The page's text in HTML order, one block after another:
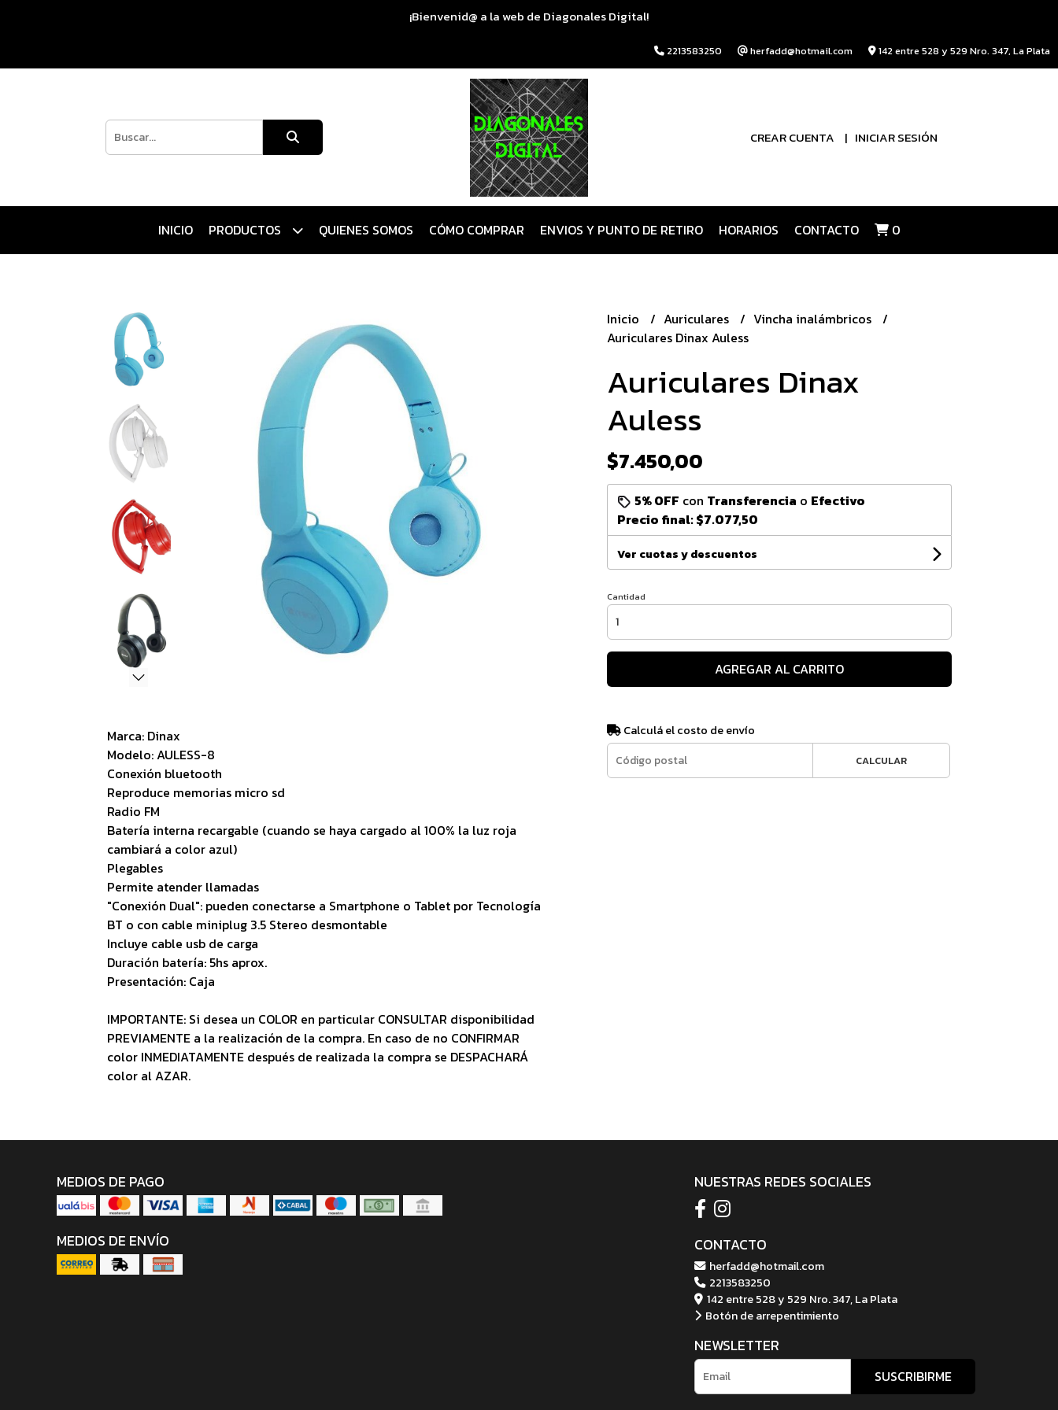
¡Bienvenid@ a la web de Diagonales Digital!
2213583250 herfadd@hotmail.com 142 entre 528 y 529 Nro. 347, La Plata
CREAR CUENTA INICIAR SESIÓN
INICIO PRODUCTOS QUIENES SOMOS CÓMO COMPRAR ENVIOS Y PUNTO DE RETIRO HORARIOS CONTACTO 0
Marca: Dinax
Modelo: AULESS-8
Conexión bluetooth
Reproduce memorias micro sd
Radio FM
Batería interna recargable (cuando se haya cargado al 100% la luz roja
cambiará a color azul)
Plegables
Permite atender llamadas
"Conexión Dual": pueden conectarse a Smartphone o Tablet por Tecnología
BT o con cable miniplug 3.5 Stereo desmontable
Incluye cable usb de carga
Duración batería: 5hs aprox.
Presentación: Caja
IMPORTANTE: Si desea un COLOR en particular CONSULTAR disponibilidad
PREVIAMENTE a la realización de la compra. En caso de no CONFIRMAR
color INMEDIATAMENTE después de realizada la compra se DESPACHARÁ
color al AZAR.
Inicio Auriculares
Vincha inalámbricos
Auriculares Dinax Auless
Auriculares Dinax
Auless
$7.450,00
5% OFF con Transferencia o Efectivo
Precio final:$7.077,50
Ver cuotas y descuentos
Cantidad
AGREGAR AL CARRITO
Calculá el costo de envío
CALCULAR
MEDIOS DE PAGO
MEDIOS DE ENVÍO
NUESTRAS REDES SOCIALES
CONTACTO
herfadd@hotmail.com
2213583250
142 entre 528 y 529 Nro. 347, La Plata
Botón de arrepentimiento
NEWSLETTER
SUSCRIBIRME